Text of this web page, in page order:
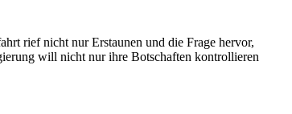
rief nicht nur Erstaunen und die Frage hervor,
will nicht nur ihre Botschaften kontrol­lieren